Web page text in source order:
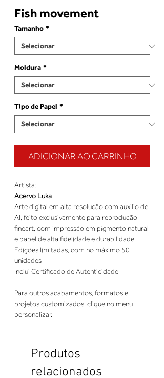
Fish movement
Tamanho *
Moldura *
Tipo de Papel *
ADICIONAR AO CARRINHO
Artista:
Acervo Luka
Arte digital em alta resolucão com auxilio de
AI, feito exclusivamente para reproducão
fineart, com impressão em pigmento natural
e papel de alta fidelidade e durabilidade
Edições limitadas, com no máximo 50
unidades
Inclui Certificado de Autenticidade
Para outros acabamentos, formatos e
projetos customizados, clique no menu
personalizar.
Produtos
relacionados